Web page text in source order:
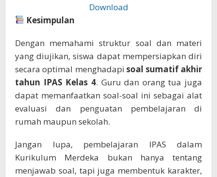
Download
Kesimpulan
Dengan memahami struktur soal dan materi
yang diujikan, siswa dapat mempersiapkan diri
secara optimal menghadapisoal sumatif akhir
tahun IPAS Kelas 4. Guru dan orang tua juga
dapat memanfaatkan soal-soal ini sebagai alat
evaluasi dan penguatan pembelajaran di
rumah maupun sekolah.
Jangan lupa, pembelajaran IPAS dalam
Kurikulum Merdeka bukan hanya tentang
menjawab soal, tapi juga membentuk karakter,